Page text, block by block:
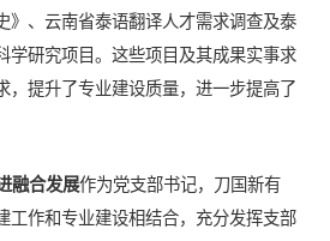
、云南省泰语翻译人才需求调查及泰
学研究项目。这些项目及其成果实事求
，提升了专业建设质量，进一步提高了
融合发展作为党支部书记，刀国新有
工作和专业建设相结合，充分发挥支部